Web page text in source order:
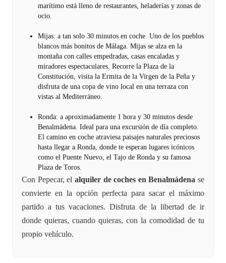
marítimo está lleno de restaurantes, heladerías y zonas de
ocio.
Mijas: a tan solo 30 minutos en coche. Uno de los pueblos
blancos más bonitos de Málaga. Mijas se alza en la
montaña con calles empedradas, casas encaladas y
miradores espectaculares. Recorre la Plaza de la
Constitución, visita la Ermita de la Virgen de la Peña y
disfruta de una copa de vino local en una terraza con
vistas al Mediterráneo.
Ronda: a aproximadamente 1 hora y 30 minutos desde
Benalmádena. Ideal para una excursión de día completo.
El camino en coche atraviesa paisajes naturales preciosos
hasta llegar a Ronda, donde te esperan lugares icónicos
como el Puente Nuevo, el Tajo de Ronda y su famosa
Plaza de Toros.
Con Pepecar, el alquiler de coches en Benalmádena se
convierte en la opción perfecta para sacar el máximo
partido a tus vacaciones. Disfruta de la libertad de ir
donde quieras, cuando quieras, con la comodidad de tu
propio vehículo.